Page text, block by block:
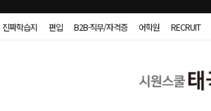
진짜학습지 편입 B2B·직무/자격증 어학원 RECRUIT